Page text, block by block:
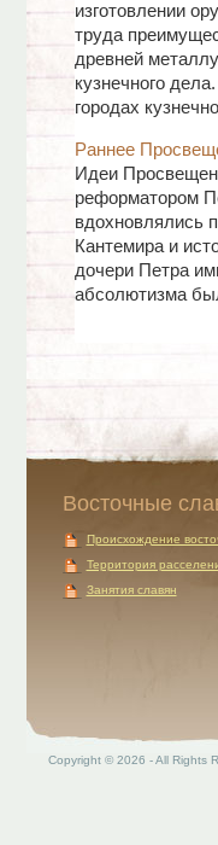
изготовлении
труда
древней
кузнечного
городах
Раннее
Идеи
реформатором
вдохновлялись
Кантемира и
дочери Петра
абсолютизма
Восточные
Происхождение
Территория
Занятия славян
Copyright © 2026 - All Rights